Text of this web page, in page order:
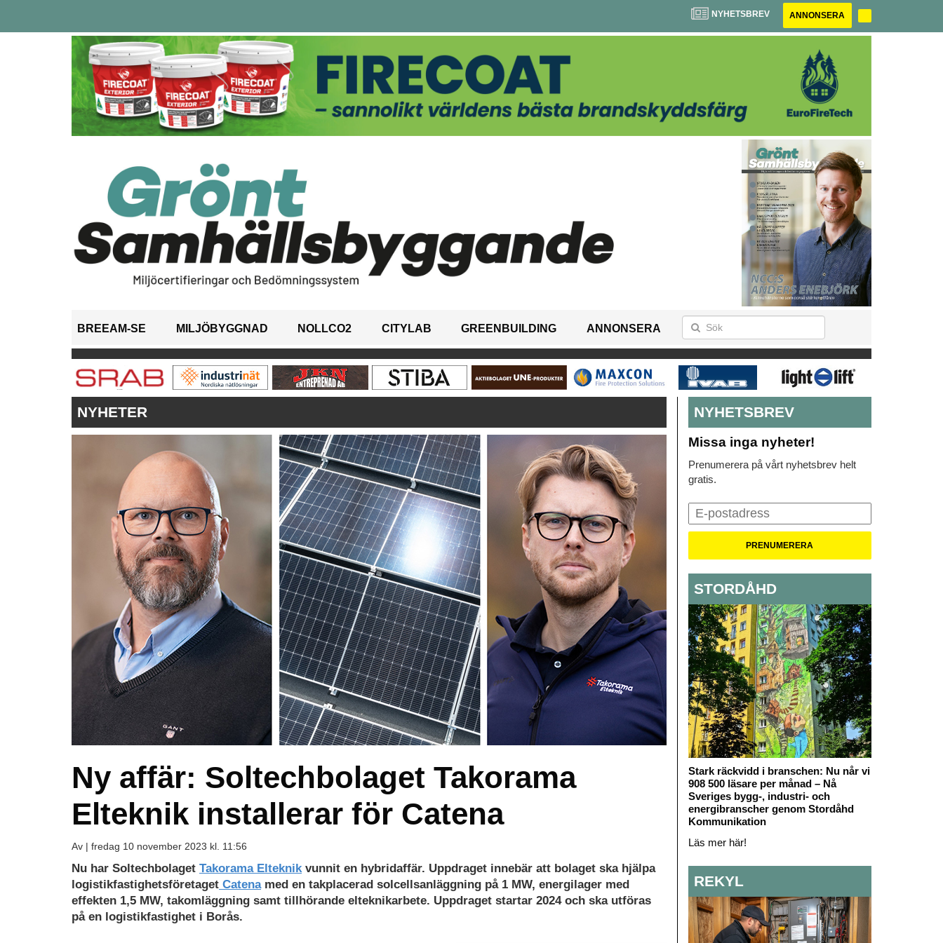
NYHETSBREV ANNONSERA
BREEAM-SE MILJÖBYGGNAD NOLLCO2 CITYLAB GREENBUILDING ANNONSERA
NYHETER
Ny affär: Soltechbolaget Takorama
Elteknik installerar för Catena
Av | fredag 10 november 2023 kl. 11:56
Nu har Soltechbolaget Takorama Elteknikvunnit en hybridaffär. Uppdraget innebär att bolaget ska hjälpa
logistikfastighetsföretaget Catenamed en takplacerad solcellsanläggning på 1 MW, energilager med
effekten 1,5 MW, takomläggning samt tillhörande elteknikarbete. Uppdraget startar 2024 och ska utföras
på en logistikfastighet i Borås.
NYHETSBREV
Missa inga nyheter!
Prenumerera på vårt nyhetsbrev helt
gratis.
STORDÅHD
Stark räckvidd i branschen: Nu når vi
908 500 läsare per månad – Nå
Sveriges bygg-, industri- och
energibranscher genom Stordåhd
Kommunikation
Läs mer här!
REKYL